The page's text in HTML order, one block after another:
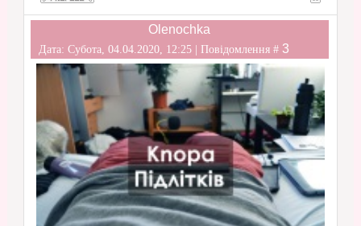
мене, і насправді буде направляти
мене зовсім в інше місце ... якісь
поради, хто вже таке проходив, і
може щось мені порадити?".
Olenochka
Дата: Субота, 04.04.2020, 12:25 | Повідомлення # 3